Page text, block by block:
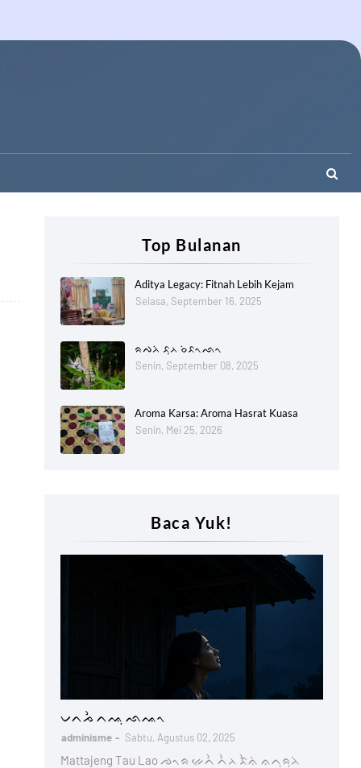
Top Bulanan
Aditya Legacy: Fitnah Lebih Kejam
Selasa, September 16, 2025
ᨑᨄᨂᨗ ᨅᨘᨂ ᨔᨗᨅᨚᨒᨚ
Senin, September 08, 2025
Aroma Karsa: Aroma Hasrat Kuasa
Senin, Mei 25, 2026
Baca Yuk!
ᨆᨈᨍᨛ ᨈᨕᨘ ᨒᨕᨚ
adminisme Sabtu, Agustus 02, 2025
Mattajeng Tau Lao ᨌᨚᨑ ᨀᨙᨈᨛ ᨈᨛᨂ ᨅᨛᨊᨗ ᨊᨈᨘᨑᨘᨂᨗ